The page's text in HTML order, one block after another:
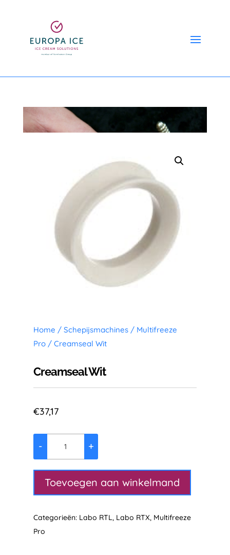
Home / Schepijsmachines/ Multifreeze
Pro/ Creamseal Wit
Creamseal Wit
€37,17
Creamseal
aantal
- +
Toevoegen aan winkelmand
Categorieën: Labo RTL, Labo RTX, Multifreeze
Pro